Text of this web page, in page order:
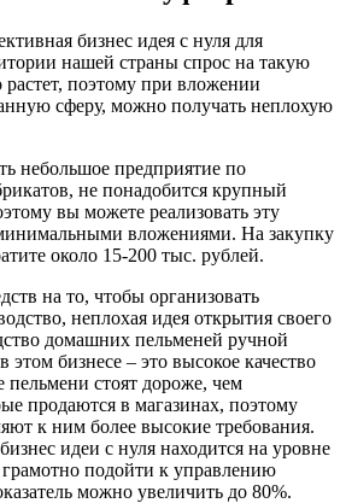
бизнес идея с нуля для
нашей страны спрос на такую
поэтому при вложении
сферу, можно получать неплохую
небольшое предприятие по
не понадобится крупный
вы можете реализовать эту
вложениями. На закупку
около 15-200 тыс. рублей.
на то, чтобы организовать
неплохая идея открытия своего
домашних пельменей ручной
этом бизнесе – это высокое качество
стоят дороже, чем
продаются в магазинах, поэтому
к ним более высокие требования.
идеи с нуля находится на уровне
подойти к управлению
можно увеличить до 80%.